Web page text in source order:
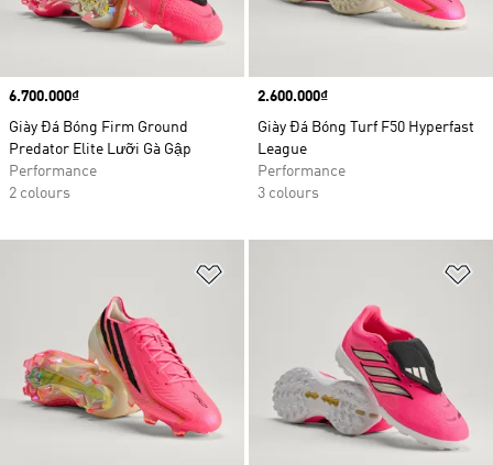
Price
6.700.000₫
Giày Đá Bóng Firm Ground
Predator Elite Lưỡi Gà Gập
Performance
2 colours
Price
2.600.000₫
Giày Đá Bóng Turf F50 Hyperfast
League
Performance
3 colours